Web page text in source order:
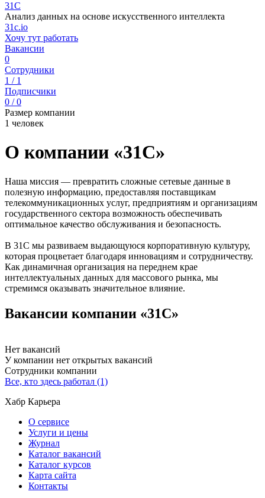
31C
Анализ данных на основе искусственного интеллекта
31c.io
Хочу тут работать
Вакансии
0
Сотрудники
1 / 1
Подписчики
0 / 0
Размер компании
1 человек
О компании «31C»
Наша миссия — превратить сложные сетевые данные в
полезную информацию, предоставляя поставщикам
телекоммуникационных услуг, предприятиям и организациям
государственного сектора возможность обеспечивать
оптимальное качество обслуживания и безопасность.
В 31C мы развиваем выдающуюся корпоративную культуру,
которая процветает благодаря инновациям и сотрудничеству.
Как динамичная организация на переднем крае
интеллектуальных данных для массового рынка, мы
стремимся оказывать значительное влияние.
Вакансии компании «31C»
Нет вакансий
У компании нет открытых вакансий
Сотрудники компании
Все, кто здесь работал (1)
Хабр Карьера
О сервисе
Услуги и цены
Журнал
Каталог вакансий
Каталог курсов
Карта сайта
Контакты